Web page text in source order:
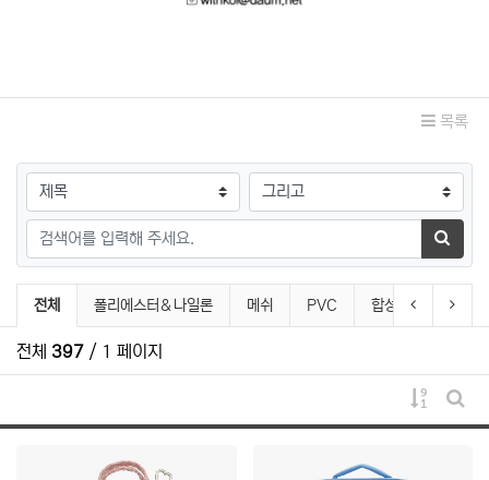
목록
검색대상
검색어
검색하
pouch 분류 목록
전체 폴리에스터＆나일론 메쉬 PVC 합성피혁이전 분류다음
전체 397 / 1 페이지
게시물
게시